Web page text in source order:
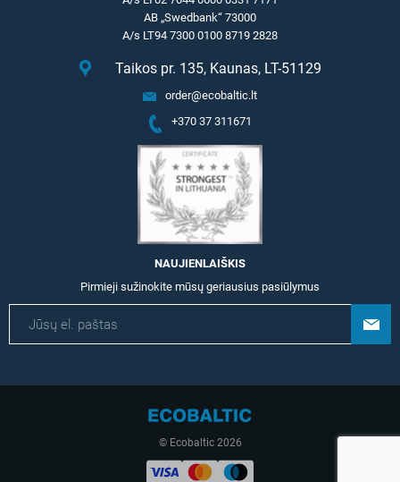
AB „Swedbank“ 73000
A/s LT94 7300 0100 8719 2828
Taikos pr. 135, Kaunas, LT-51129
order@ecobaltic.lt
+370 37 311671
NAUJIENLAIŠKIS
Pirmieji sužinokite mūsų geriausius pasiūlymus
© Ecobaltic 2026